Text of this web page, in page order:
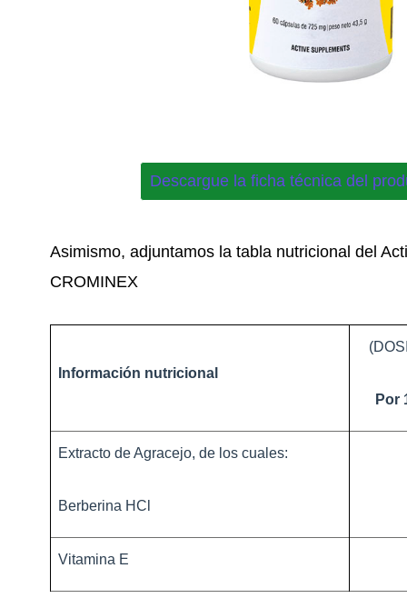
Descargue la ficha técnica del
Asimismo, adjuntamos la tabla nutricional del
CROMINEX
Información nutricional
Por
Extracto de Agracejo, de los cuales:
Berberina HCl
Vitamina E